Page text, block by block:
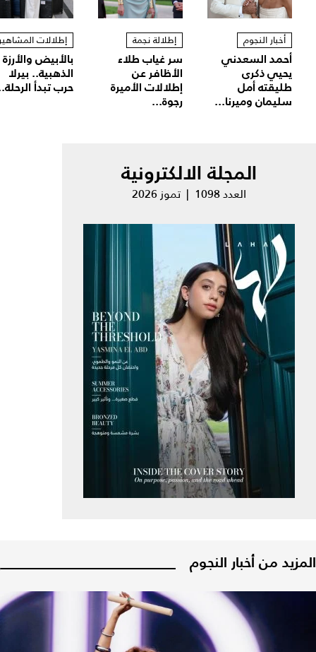
أخبار النجوم
أحمد السعدني
يحيي ذكرى
طليقته أمل
سليمان وميرنا...
إطلالة نجمة
سر غياب طلاء
الأظافر عن
إطلالات الأميرة
رجوة...
إطلالات
بالأبيض والأرزة
الذهبية.. بيرلا
حرب تبدأ
المجلة الالكترونية
العدد 1098 | تموز 2026
المزيد من أخبار النجوم